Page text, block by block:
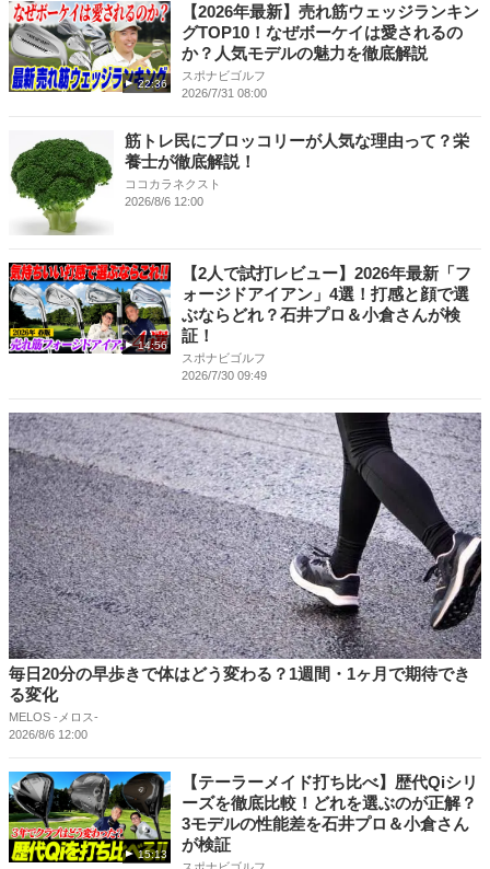
22:36
【2026年最新】売れ筋ウェッジランキン
グTOP10！なぜボーケイは愛されるの
か？人気モデルの魅力を徹底解説
スポナビゴルフ
2026/7/31 08:00
筋トレ民にブロッコリーが人気な理由って？栄
養士が徹底解説！
ココカラネクスト
2026/8/6 12:00
14:56
【2人で試打レビュー】2026年最新「フ
ォージドアイアン」4選！打感と顔で選
ぶならどれ？石井プロ＆小倉さんが検
証！
スポナビゴルフ
2026/7/30 09:49
毎日20分の早歩きで体はどう変わる？1週間・1ヶ月で期待でき
る変化
MELOS -メロス-
2026/8/6 12:00
15:13
【テーラーメイド打ち比べ】歴代Qiシリ
ーズを徹底比較！どれを選ぶのが正解？
3モデルの性能差を石井プロ＆小倉さん
が検証